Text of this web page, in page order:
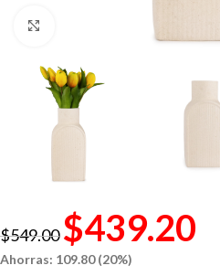
$549.00 $439.20
Ahorras: 109.80 (20%)